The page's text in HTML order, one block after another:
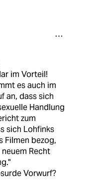
im Vorteil!
es auch im
an, dass sich
Handlung
zum
sich Lohfinks
Filmen bezog,
Recht
Vorwurf?